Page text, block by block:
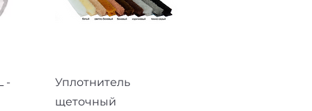
- Быстрый просмотр
Уплотнитель
щеточный